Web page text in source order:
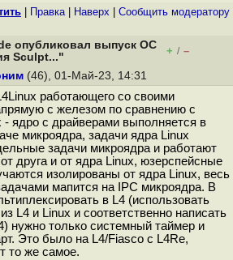
Правка| Наверх Cообщить модератору
опубликовал выпуск ОС
Sculpt..."
+ / –
(46), 01-Май-23, 14:31
работающего со своими
с железом по сравнению с
ядро с драйверами выполняется в
микроядра, задачи ядра Linux
задачи микроядра и работают
друга и от ядра Linux, юзерспейсные
изолированы от ядра Linux, весь
мапится на IPC микроядра. В
в L4 (использовать
L4 и Linux и соответственно написать
нужно только системный таймер и
Это было на L4/Fiasco с L4Re,
то же самое.